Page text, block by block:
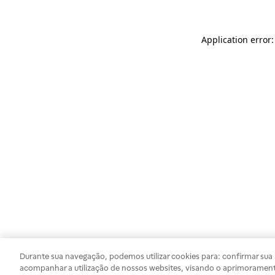
Application
Durante sua navegação, podemos utilizar cookies para: confirmar
acompanhar a utilização de nossos websites, visando o